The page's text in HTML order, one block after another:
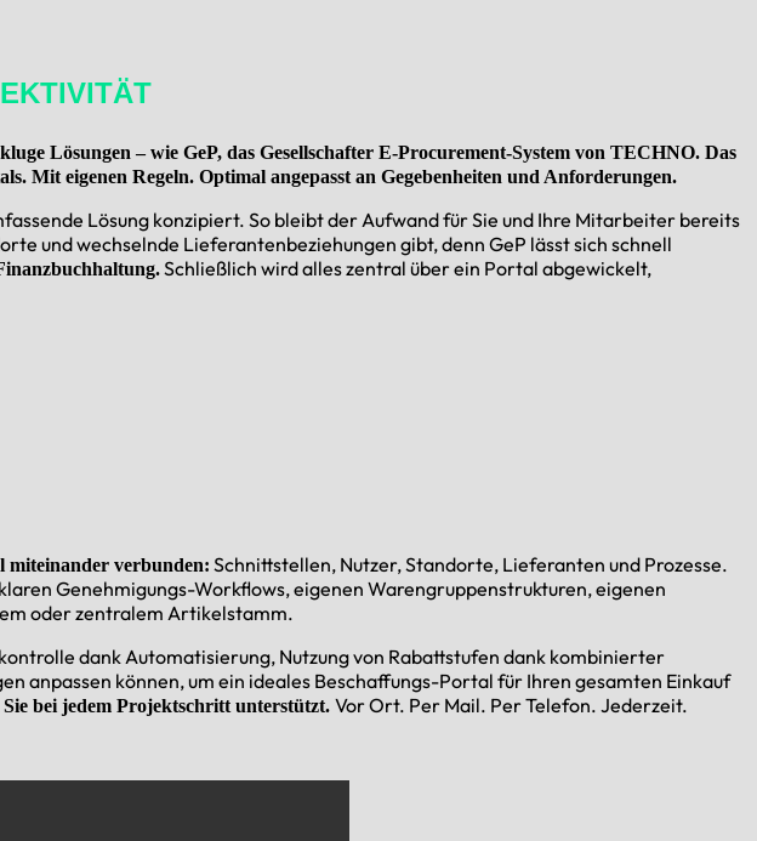
Lösungen – wie GeP, das Gesellschafter E-Procurement-System von TECHNO. Das
Mit eigenen Regeln. Optimal angepasst an Gegebenheiten und Anforderungen.
Lösung konzipiert. So bleibt der Aufwand für Sie und Ihre Mitarbeiter bereits
und wechselnde Lieferantenbeziehungen gibt, denn GeP lässt sich schnell
Schließlich wird alles zentral über ein Portal abgewickelt,
miteinander verbunden: Schnittstellen, Nutzer, Standorte, Lieferanten und Prozesse.
Genehmigungs-Workflows, eigenen Warengruppenstrukturen, eigenen
oder zentralem Artikelstamm.
dank Automatisierung, Nutzung von Rabattstufen dank kombinierter
anpassen können, um ein ideales Beschaffungs-Portal für Ihren gesamten Einkauf
bei jedem Projektschritt unterstützt. Vor Ort. Per Mail. Per Telefon. Jederzeit.